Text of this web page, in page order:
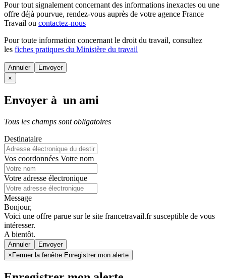
Pour tout signalement concernant des informations inexactes ou une
offre déjà pourvue, rendez-vous auprès de votre agence France
Travail ou contactez-nous
Pour toute information concernant le droit du travail, consultez
les fiches pratiques du Ministère du travail
Annuler
×
Envoyer à un ami
Tous les champs sont obligatoires
Destinataire
Vos coordonnées Votre nom
Votre adresse électronique
Message
Bonjour,
Voici une offre parue sur le site francetravail.fr susceptible de vous
intéresser.
A bientôt.
Annuler
× Fermer la fenêtre Enregistrer mon alerte